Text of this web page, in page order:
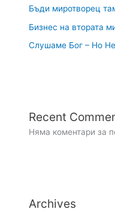
Бъди миротворец
Бизнес на втората
Слушаме Бог – Но
Recent
Няма коментари за
Archives